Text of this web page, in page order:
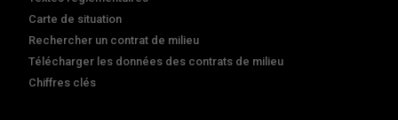
Carte de situation
Rechercher un contrat de milieu
Télécharger les données des contrats de milieu
Chiffres clés